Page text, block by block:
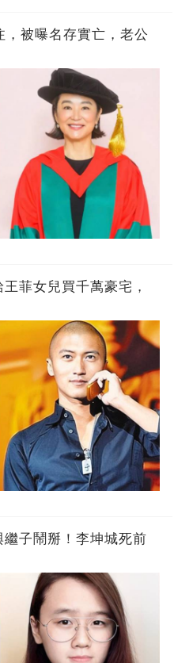
被曝名存實亡，老公
菲女兒買千萬豪宅，
繼子鬧掰！李坤城死前